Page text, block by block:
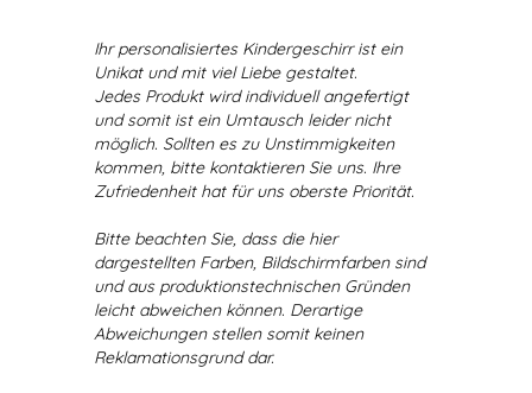
Ihr personalisiertes Kindergeschirr ist ein
Unikat und mit viel Liebe gestaltet.
Jedes Produkt wird individuell angefertigt
und somit ist ein Umtausch leider nicht
möglich. Sollten es zu Unstimmigkeiten
kommen, bitte kontaktieren Sie uns. Ihre
Zufriedenheit hat für uns oberste Priorität.
Bitte beachten Sie, dass die hier
dargestellten Farben, Bildschirmfarben sind
und aus produktionstechnischen Gründen
leicht abweichen können. Derartige
Abweichungen stellen somit keinen
Reklamationsgrund dar.